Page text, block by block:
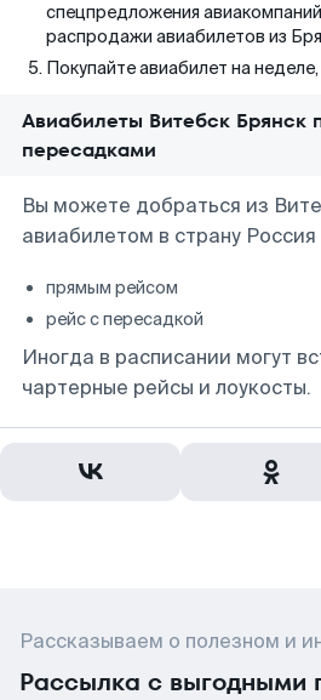
спецпредложения
распродажи авиабилетов из
Покупайте авиабилет на
Авиабилеты Витебск Брянск
пересадками
Вы можете добраться из
авиабилетом в страну
прямым рейсом
рейс с пересадкой
Иногда в расписании могут
чартерные рейсы и лоукосты.
Рассказываем о полезном и
Рассылка с выгодными